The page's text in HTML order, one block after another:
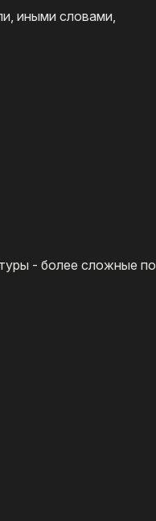
иными словами,
- более сложные по